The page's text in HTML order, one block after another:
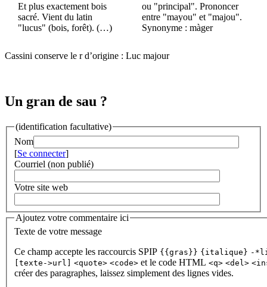
Et plus exactement bois
sacré. Vient du latin
"lucus" (bois, forêt). (…)
ou "principal". Prononcer
entre "mayou" et "majou".
Synonyme : màger
Cassini conserve le r d’origine : Luc majour
Un gran de sau ?
(identification facultative)
Nom
[Se connecter]
Courriel (non publié)
Votre site web
Ajoutez votre commentaire ici
Texte de votre message
Ce champ accepte les raccourcis SPIP {{gras}} {italique} -
[texte->url]
<quote> <code> et le code HTML <q> <del>
créer des paragraphes, laissez simplement des lignes vides.